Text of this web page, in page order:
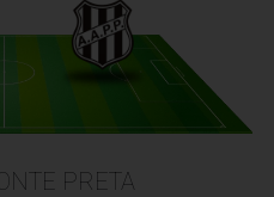
PRETA